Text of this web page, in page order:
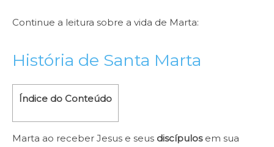
Continue a leitura sobre a vida de Marta:
História de Santa Marta
Índice do Conteúdo
Marta ao receber Jesus e seus discípulosem sua